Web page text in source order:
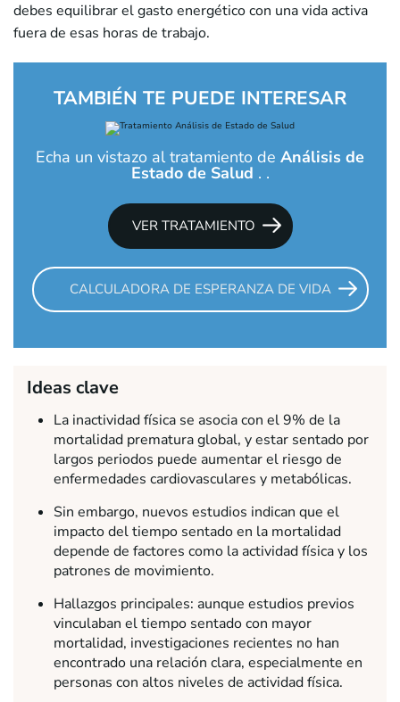
debes equilibrar el gasto energético con una vida activa
fuera de esas horas de trabajo.
TAMBIÉN TE PUEDE INTERESAR
Echa un vistazo al tratamiento de Análisis de
Estado de Salud . .
VER TRATAMIENTO
CALCULADORA DE ESPERANZA DE VIDA
Ideas clave
La inactividad física se asocia con el 9% de la
mortalidad prematura global, y estar sentado por
largos periodos puede aumentar el riesgo de
enfermedades cardiovasculares y metabólicas.
Sin embargo, nuevos estudios indican que el
impacto del tiempo sentado en la mortalidad
depende de factores como la actividad física y los
patrones de movimiento.
Hallazgos principales: aunque estudios previos
vinculaban el tiempo sentado con mayor
mortalidad, investigaciones recientes no han
encontrado una relación clara, especialmente en
personas con altos niveles de actividad física.